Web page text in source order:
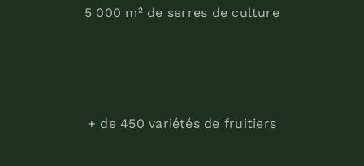
5 000 m² de serres de culture
+ de 450 variétés de fruitiers